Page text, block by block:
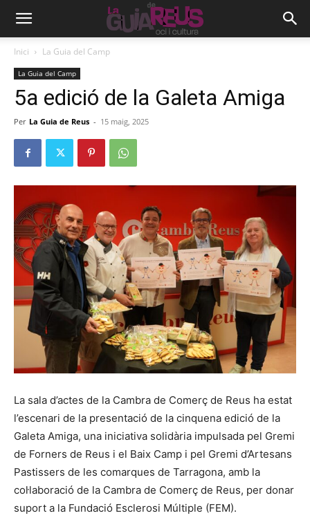
Inici La Guia del Camp
La Guia del Camp
5a edició de la Galeta Amiga
Per La Guia de Reus - 15 maig, 2025
La sala d’actes de la Cambra de Comerç de Reus ha estat
l’escenari de la presentació de la cinquena edició de la
Galeta Amiga, una iniciativa solidària impulsada pel Gremi
de Forners de Reus i el Baix Camp i pel Gremi d’Artesans
Pastissers de les comarques de Tarragona, amb la
col·laboració de la Cambra de Comerç de Reus, per donar
suport a la Fundació Esclerosi Múltiple (FEM).